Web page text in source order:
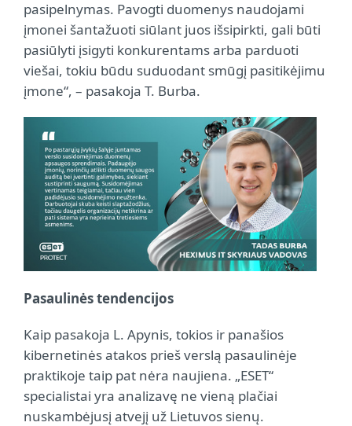
pasipelnymas. Pavogti duomenys naudojami
įmonei šantažuoti siūlant juos išsipirkti, gali būti
pasiūlyti įsigyti konkurentams arba parduoti
viešai, tokiu būdu suduodant smūgį pasitikėjimu
įmone“, – pasakoja T. Burba.
Pasaulinės tendencijos
Kaip pasakoja L. Apynis, tokios ir panašios
kibernetinės atakos prieš verslą pasaulinėje
praktikoje taip pat nėra naujiena. „ESET“
specialistai yra analizavę ne vieną plačiai
nuskambėjusį atvejį už Lietuvos sienų.